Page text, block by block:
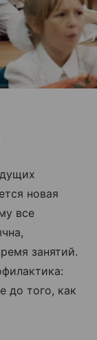
новая
все
занятий.
до того, как